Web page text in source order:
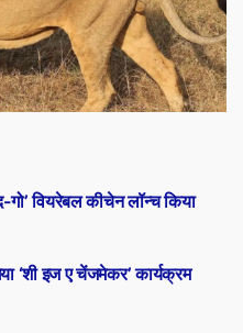
‘शी इज ए चेंजमेकर’ कार्यक्रम
वियरेबल कीचेन लॉन्च किया